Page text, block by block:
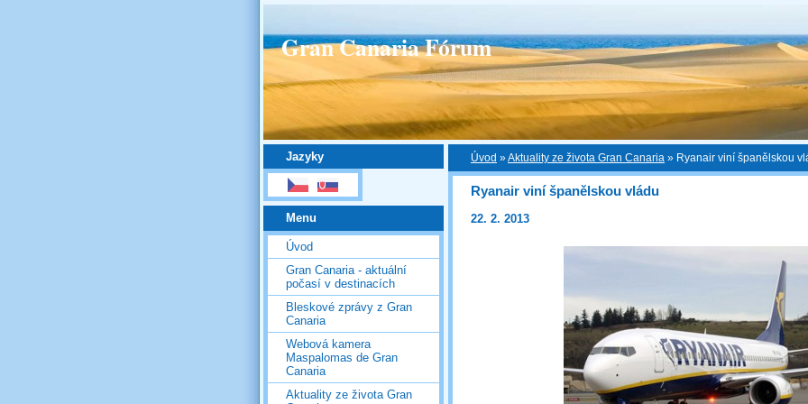
Gran Canaria Fórum
Jazyky
Menu
Úvod
Gran Canaria - aktuální
počasí v destinacích
Bleskové zprávy z Gran
Canaria
Webová kamera
Maspalomas de Gran
Canaria
Aktuality ze života Gran
Úvod »Aktuality ze života Gran Canaria » Ryanair viní španělskou
Ryanair viní španělskou vládu
22. 2. 2013